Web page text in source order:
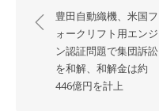
稿
ナ
豊田自動織機、米国フ
ォークリフト用エンジ
ン認証問題で集団訴訟
を和解、和解金は約
446億円を計上